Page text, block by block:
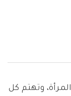
وتهتم كل